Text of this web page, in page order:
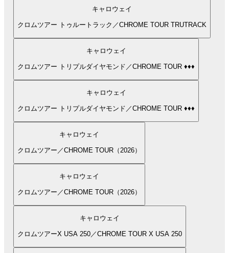
キャロウェイ
クロムツアー トゥルートラック／CHROME TOUR TRUTRACK
キャロウェイ
クロムツアー トリプルダイヤモンド／CHROME TOUR ♦♦♦
キャロウェイ
クロムツアー トリプルダイヤモンド／CHROME TOUR ♦♦♦
キャロウェイ
クロムツアー／CHROME TOUR（2026）
キャロウェイ
クロムツアー／CHROME TOUR（2026）
キャロウェイ
クロムツアーX USA 250／CHROME TOUR X USA 250